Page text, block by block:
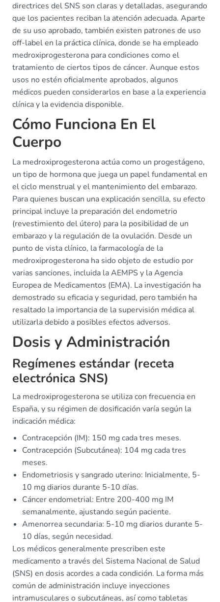
directrices del SNS son claras y detalladas, asegurando
que los pacientes reciban la atención adecuada. Aparte
de su uso aprobado, también existen patrones de uso
off-label en la práctica clínica, donde se ha empleado
medroxiprogesterona para condiciones como el
tratamiento de ciertos tipos de cáncer. Aunque estos
usos no estén oficialmente aprobados, algunos
médicos pueden considerarlos en base a la experiencia
clínica y la evidencia disponible.
Cómo Funciona En El
Cuerpo
La medroxiprogesterona actúa como un progestágeno,
un tipo de hormona que juega un papel fundamental en
el ciclo menstrual y el mantenimiento del embarazo.
Para quienes buscan una explicación sencilla, su efecto
principal incluye la preparación del endometrio
(revestimiento del útero) para la posibilidad de un
embarazo y la regulación de la ovulación. Desde un
punto de vista clínico, la farmacología de la
medroxiprogesterona ha sido objeto de estudio por
varias sanciones, incluida la AEMPS y la Agencia
Europea de Medicamentos (EMA). La investigación ha
demostrado su eficacia y seguridad, pero también ha
resaltado la importancia de la supervisión médica al
utilizarla debido a posibles efectos adversos.
Dosis y Administración
Regímenes estándar (receta
electrónica SNS)
La medroxiprogesterona se utiliza con frecuencia en
España, y su régimen de dosificación varía según la
indicación médica:
Contracepción (IM): 150 mg cada tres meses.
Contracepción (Subcutánea): 104 mg cada tres
meses.
Endometriosis y sangrado uterino: Inicialmente, 5-
10 mg diarios durante 5-10 días.
Cáncer endometrial: Entre 200-400 mg IM
semanalmente, ajustando según paciente.
Amenorrea secundaria: 5-10 mg diarios durante 5-
10 días, según necesidad.
Los médicos generalmente prescriben este
medicamento a través del Sistema Nacional de Salud
(SNS) en dosis acordes a cada condición. La forma más
común de administración incluye inyecciones
intramusculares o subcutáneas, así como tabletas